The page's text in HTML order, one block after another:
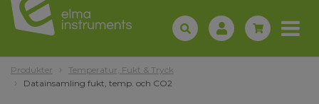
Produkter
Temperatur, Fukt & Tryck
Datainsamling fukt, temp. och CO2